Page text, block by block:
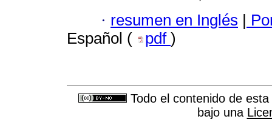
· resumen en Inglés |
Español (
pdf )
Todo el contenido de
bajo una